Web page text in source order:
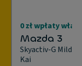
0 zł wpłaty
Mazda 3
Skyactiv-G
Kai